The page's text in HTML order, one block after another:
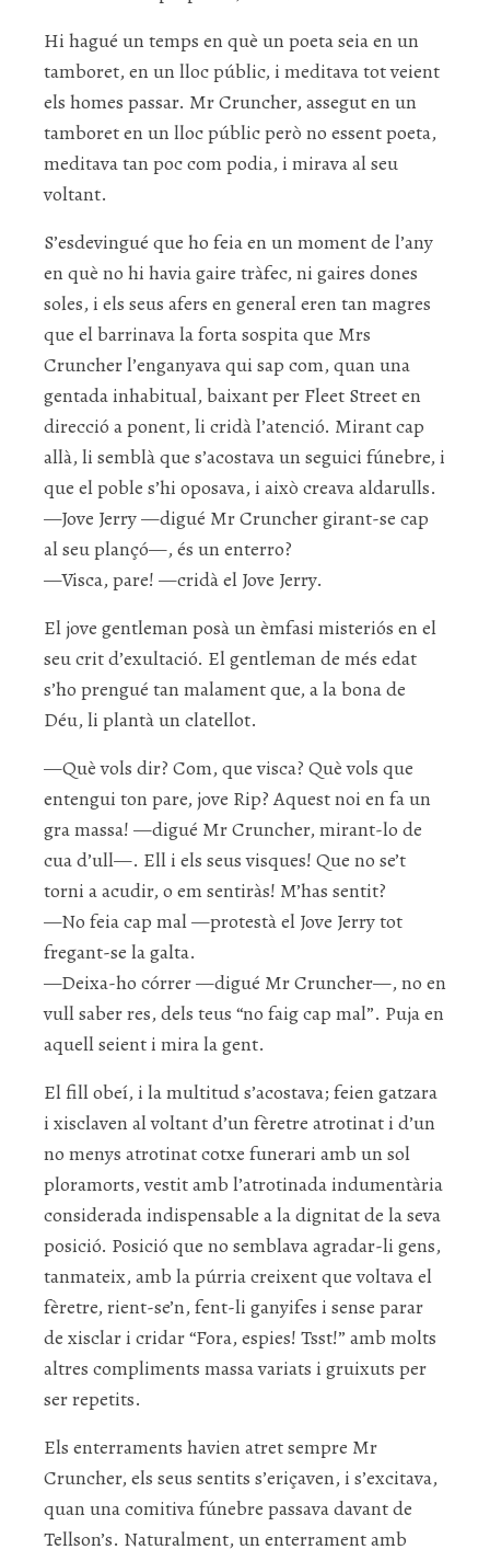
Hi hagué un temps en què un poeta seia en un
tamboret, en un lloc públic, i meditava tot veient
els homes passar. Mr Cruncher, assegut en un
tamboret en un lloc públic però no essent poeta,
meditava tan poc com podia, i mirava al seu
voltant.
S’esdevingué que ho feia en un moment de l’any
en què no hi havia gaire tràfec, ni gaires dones
soles, i els seus afers en general eren tan magres
que el barrinava la forta sospita que Mrs
Cruncher l’enganyava qui sap com, quan una
gentada inhabitual, baixant per Fleet Street en
direcció a ponent, li cridà l’atenció. Mirant cap
allà, li semblà que s’acostava un seguici fúnebre, i
que el poble s’hi oposava, i això creava aldarulls.
—Jove Jerry —digué Mr Cruncher girant-se cap
al seu plançó—, és un enterro?
—Visca, pare! —cridà el Jove Jerry.
El jove gentleman posà un èmfasi misteriós en el
seu crit d’exultació. El gentleman de més edat
s’ho prengué tan malament que, a la bona de
Déu, li plantà un clatellot.
—Què vols dir? Com, que visca? Què vols que
entengui ton pare, jove Rip? Aquest noi en fa un
gra massa! —digué Mr Cruncher, mirant-lo de
cua d’ull—. Ell i els seus visques! Que no se’t
torni a acudir, o em sentiràs! M’has sentit?
—No feia cap mal —protestà el Jove Jerry tot
fregant-se la galta.
—Deixa-ho córrer —digué Mr Cruncher—, no en
vull saber res, dels teus “no faig cap mal”. Puja en
aquell seient i mira la gent.
El fill obeí, i la multitud s’acostava; feien gatzara
i xisclaven al voltant d’un fèretre atrotinat i d’un
no menys atrotinat cotxe funerari amb un sol
ploramorts, vestit amb l’atrotinada indumentària
considerada indispensable a la dignitat de la seva
posició. Posició que no semblava agradar-li gens,
tanmateix, amb la púrria creixent que voltava el
fèretre, rient-se’n, fent-li ganyifes i sense parar
de xisclar i cridar “Fora, espies! Tsst!” amb molts
altres compliments massa variats i gruixuts per
ser repetits.
Els enterraments havien atret sempre Mr
Cruncher, els seus sentits s’eriçaven, i s’excitava,
quan una comitiva fúnebre passava davant de
Tellson’s. Naturalment, un enterrament amb